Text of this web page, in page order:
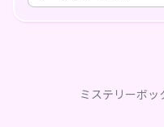
ミステリーボッ